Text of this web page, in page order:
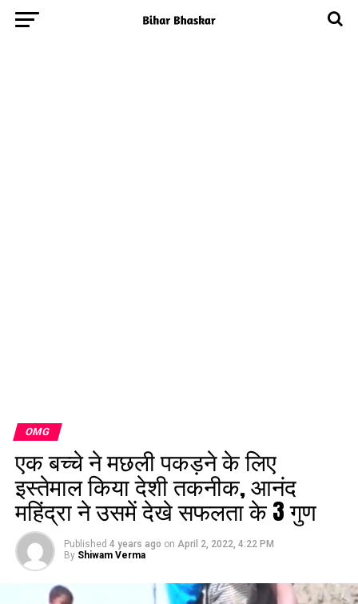
OMG
एक बच्चे ने मछली पकड़ने के लिए
इस्तेमाल किया देशी तकनीक, आनंद
महिंद्रा ने उसमें देखे सफलता के 3 गुण
Published 4 years ago on April 2, 2022, 4:22 PM
By Shiwam Verma